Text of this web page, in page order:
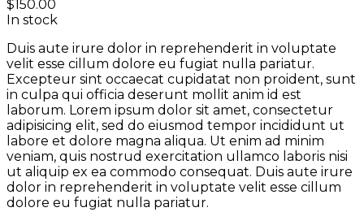
$150.00
In stock
Duis aute irure dolor in reprehenderit in voluptate
velit esse cillum dolore eu fugiat nulla pariatur.
Excepteur sint occaecat cupidatat non proident, sunt
in culpa qui officia deserunt mollit anim id est
laborum. Lorem ipsum dolor sit amet, consectetur
adipisicing elit, sed do eiusmod tempor incididunt ut
labore et dolore magna aliqua. Ut enim ad minim
veniam, quis nostrud exercitation ullamco laboris nisi
ut aliquip ex ea commodo consequat. Duis aute irure
dolor in reprehenderit in voluptate velit esse cillum
dolore eu fugiat nulla pariatur.